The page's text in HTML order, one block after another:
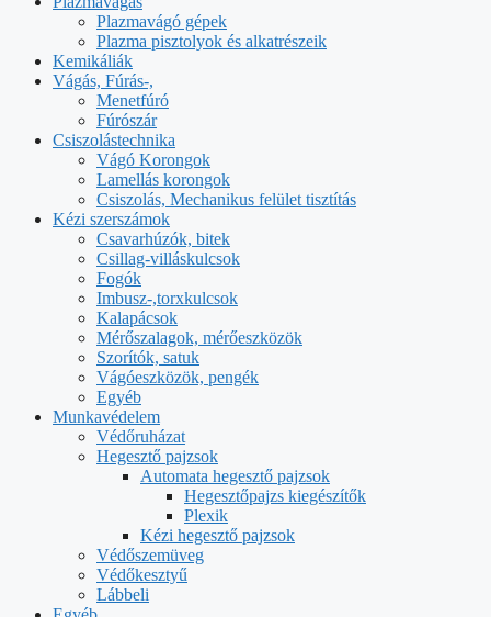
Plazmavágó gépek
Plazma pisztolyok és alkatrészeik
Kemikáliák
Vágás, Fúrás-,
Menetfúró
Fúrószár
Csiszolástechnika
Vágó Korongok
Lamellás korongok
Csiszolás, Mechanikus felület tisztítás
Kézi szerszámok
Csavarhúzók, bitek
Csillag-villáskulcsok
Fogók
Imbusz-,torxkulcsok
Kalapácsok
Mérőszalagok, mérőeszközök
Szorítók, satuk
Vágóeszközök, pengék
Egyéb
Munkavédelem
Védőruházat
Hegesztő pajzsok
Automata hegesztő pajzsok
Hegesztőpajzs kiegészítők
Plexik
Kézi hegesztő pajzsok
Védőszemüveg
Védőkesztyű
Lábbeli